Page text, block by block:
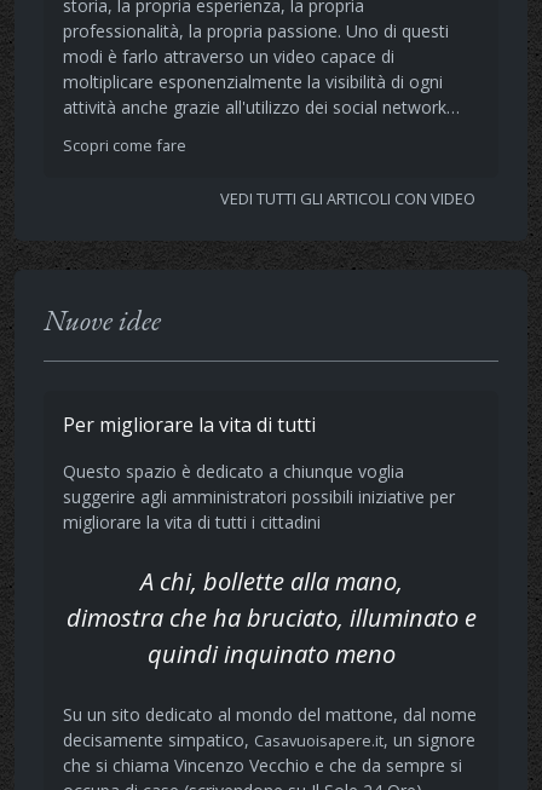
storia, la propria esperienza, la propria
professionalità, la propria passione. Uno di questi
modi è farlo attraverso un video capace di
moltiplicare esponenzialmente la visibilità di ogni
attività anche grazie all'utilizzo dei social network…
Scopri come fare
VEDI TUTTI GLI ARTICOLI CON VIDEO
Nuove idee
Per migliorare la vita di tutti
Questo spazio è dedicato a chiunque voglia
suggerire agli amministratori possibili iniziative per
migliorare la vita di tutti i cittadini
A chi, bollette alla mano,
dimostra che ha bruciato, illuminato e
quindi inquinato meno
Su un sito dedicato al mondo del mattone, dal nome
decisamente simpatico, Casavuoisapere.it, un signore
che si chiama Vincenzo Vecchio e che da sempre si